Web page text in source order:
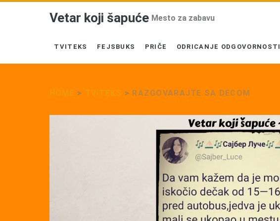
Vetar koji šapuće Mesto za zabavu
TVITEKS FEJSBUKS PRIČE ODRICANJE ODGOVORNOSTI
> > RAZGOVARAJTE SA DECOM